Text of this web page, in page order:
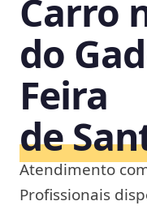
Carro
do
Feira
de
Atendimento
Profissionais